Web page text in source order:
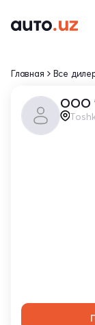
Главная Все
OOO